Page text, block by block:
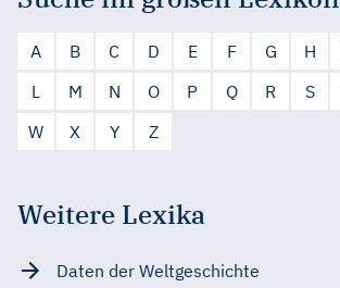
A B C D E F G H
L
M N O P Q R S
W
X Y Z
Weitere Lexika
Daten der Weltgeschichte